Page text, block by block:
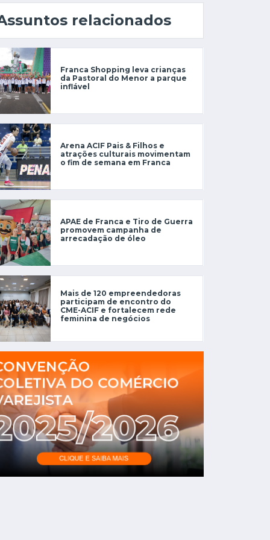
relacionados
Franca Shopping leva crianças
da Pastoral do Menor a parque
inflável
Arena ACIF Pais & Filhos e
atrações culturais movimentam
o fim de semana em Franca
APAE de Franca e Tiro de Guerra
promovem campanha de
arrecadação de óleo
Mais de 120 empreendedoras
participam de encontro do
CME-ACIF e fortalecem rede
feminina de negócios